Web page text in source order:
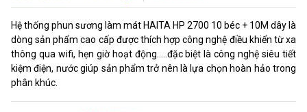
Hệ thống phun sương làm mát HAITA HP 2700 10 béc + 10M dây là
dòng sản phẩm cao cấp được thích hợp công nghệ điều khiển từ xa
thông qua wifi, hẹn giờ hoạt động.....đặc biệt là công nghệ siêu tiết
kiệm điện, nước giúp sản phẩm trở nên là lựa chọn hoàn hảo trong
phân khúc.